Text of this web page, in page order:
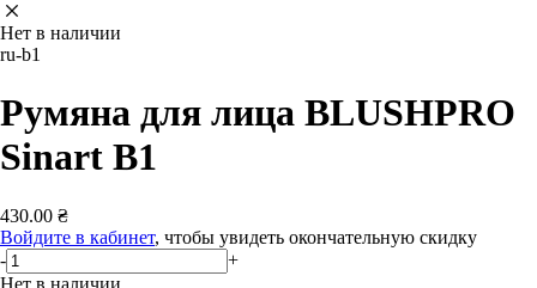
Нет в наличии
ru-b1
Румяна для лица BLUSHPRO
Sinart B1
430.00 ₴
Войдите в кабинет, чтобы увидеть окончательную скидку
-
+
Нет в наличии